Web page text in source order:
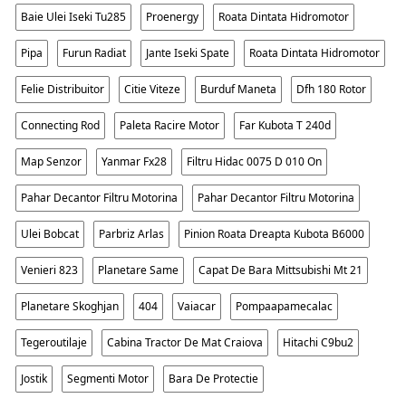
Baie Ulei Iseki Tu285 Proenergy Roata Dintata Hidromotor
Pipa Furun Radiat Jante Iseki Spate Roata Dintata Hidromotor
Felie Distribuitor Citie Viteze Burduf Maneta Dfh 180 Rotor
Connecting Rod Paleta Racire Motor Far Kubota T 240d
Map Senzor Yanmar Fx28 Filtru Hidac 0075 D 010 On
Pahar Decantor Filtru Motorina Pahar Decantor Filtru Motorina
Ulei Bobcat Parbriz Arlas Pinion Roata Dreapta Kubota B6000
Venieri 823 Planetare Same Capat De Bara Mittsubishi Mt 21
Planetare Skoghjan 404 Vaiacar Pompaapamecalac
Tegeroutilaje Cabina Tractor De Mat Craiova Hitachi C9bu2
Jostik Segmenti Motor Bara De Protectie